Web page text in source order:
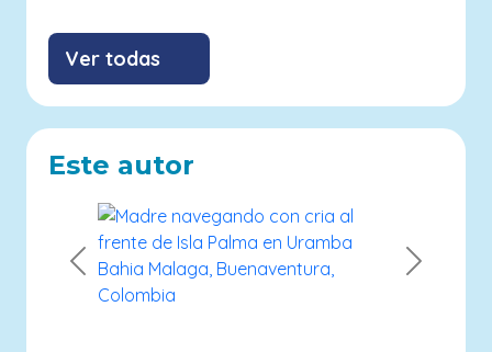
Ver todas
Este autor
Previous Next